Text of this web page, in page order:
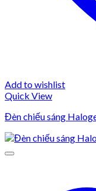
Add to wishlist
Quick View
Đèn chiếu sáng